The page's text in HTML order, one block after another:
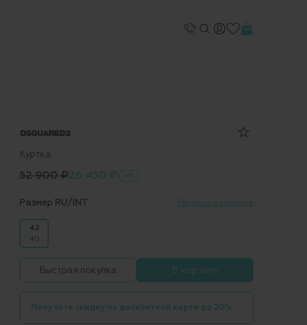
Куртка
52 900 ₽26 450 ₽ -50%
Размер RU/INT Таблица размеров
42
40
Быстрая покупка В корзину
Получите скидку по дисконтной карте до 20%